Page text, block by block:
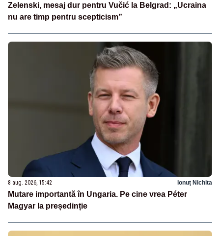
Zelenski, mesaj dur pentru Vučić la Belgrad: „Ucraina
nu are timp pentru scepticism”
8 aug. 2026, 15:42 Ionuț Nichita
Mutare importantă în Ungaria. Pe cine vrea Péter
Magyar la președinție